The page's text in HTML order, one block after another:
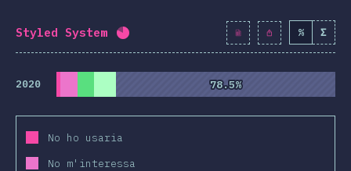
Styled System Percentatge completat: 80.6 (
% Σ
2020 78.5%
78.5%
No ho usaria
No m'interessa